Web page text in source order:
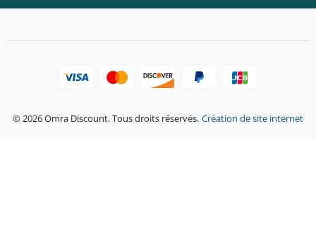
© 2026 Omra Discount. Tous droits réservés. Création de site internet